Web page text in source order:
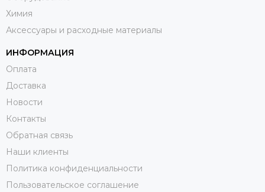
Химия
Аксессуары и расходные материалы
ИНФОРМАЦИЯ
Оплата
Доставка
Новости
Контакты
Обратная связь
Наши клиенты
Политика конфиденциальности
Пользовательское соглашение